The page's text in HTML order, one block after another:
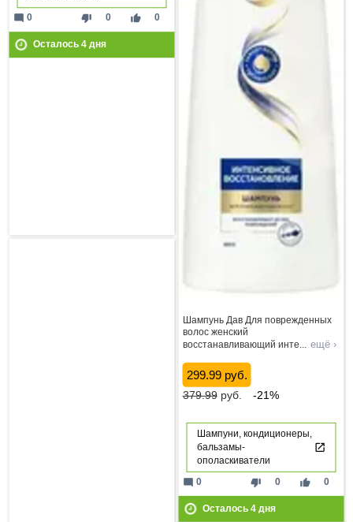
thumb_down 0 thumb_up 0
mode_comment 0
Осталось 4дня
Шампунь Дав Для поврежденных
волос женский
восстанавливающий инте... ещё ›
299.99 руб.
379.99руб. -21%
Шампуни, кондиционеры,
бальзамы-
ополаскиватели
thumb_down 0 thumb_up 0
mode_comment 0
Осталось 4дня